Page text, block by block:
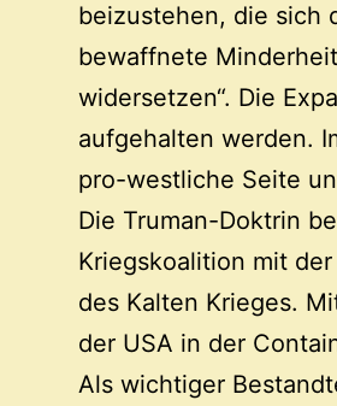
beizustehen, die sich
bewaffnete
widersetzen“. Die
aufgehalten werden.
pro-westliche Seite
Die Truman-Doktrin
Kriegskoalition mit
des Kalten Krieges.
der USA in der
Als wichtiger